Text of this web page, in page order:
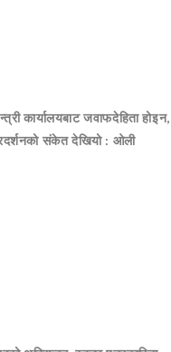
कार्यालयबाट जवाफदेहिता होइन,
संकेत देखियो : ओली